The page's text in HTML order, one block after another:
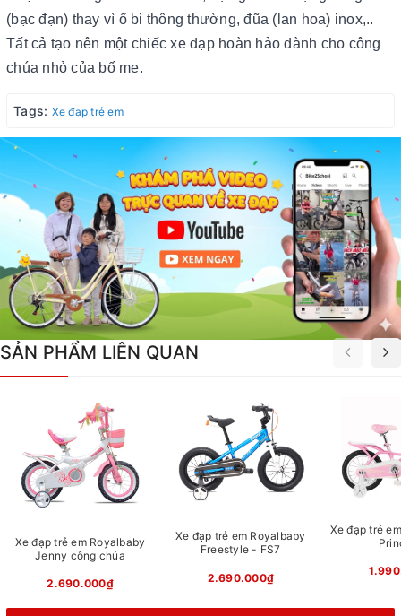
(bạc đạn) thay vì ổ bi thông thường, đũa (lan hoa) inox,..
Tất cả tạo nên một chiếc xe đạp hoàn hảo dành cho công
chúa nhỏ của bố mẹ.
Tags: Xe đạp trẻ em
SẢN PHẨM LIÊN QUAN
Xe đạp trẻ em Royalbaby
Jenny công chúa
2.690.000₫
Xe đạp trẻ em Royalbaby
Freestyle - FS7
2.690.000₫
Xe đạp trẻ